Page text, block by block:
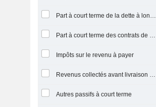
Part à court terme de la dette à long terme
Part à court terme des contrats de location
Impôts sur le revenu à payer
Revenus collectés avant livraison du produit/service
Autres passifs à court terme